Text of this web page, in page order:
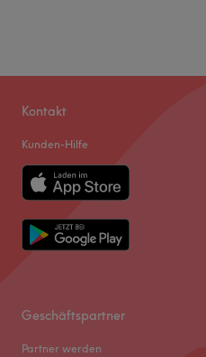
Kontakt
Kunden-Hilfe
Geschäftspartner
Partner werden